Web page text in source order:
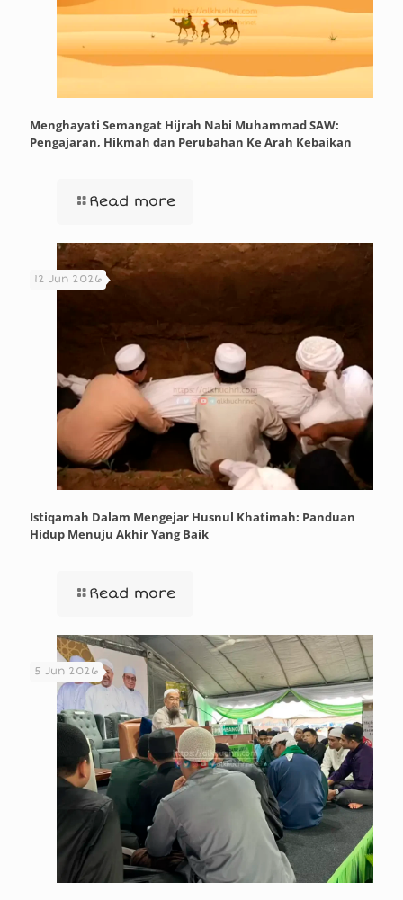
Menghayati Semangat Hijrah Nabi Muhammad SAW:
Pengajaran, Hikmah dan Perubahan Ke Arah Kebaikan
Read more
12 Jun 2026
Istiqamah Dalam Mengejar Husnul Khatimah: Panduan
Hidup Menuju Akhir Yang Baik
Read more
5 Jun 2026